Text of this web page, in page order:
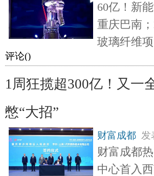
60亿！新
重庆巴南
玻璃纤维
评论()
1周狂揽超300亿！又一
憋“大招”
财富成都 发
财富成都
中心首入